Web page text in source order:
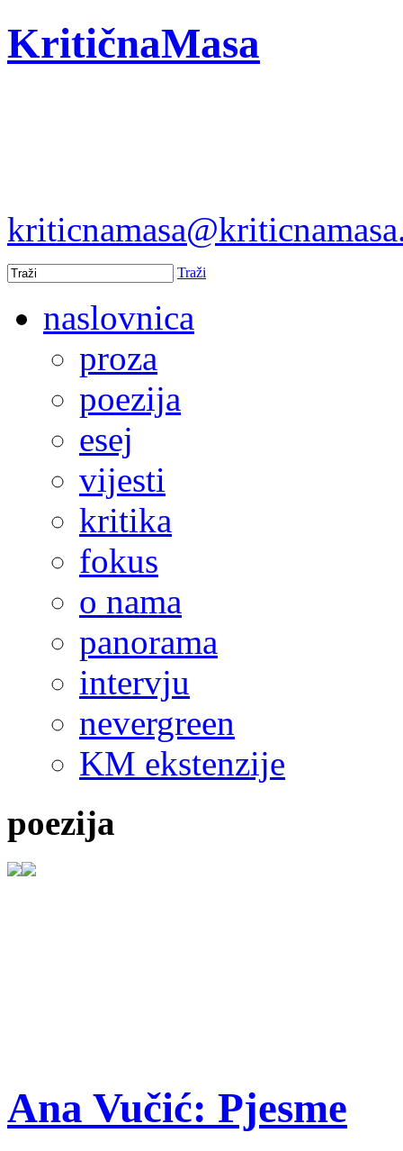
KritičnaMasa
Traži
naslovnica
proza
poezija
esej
vijesti
kritika
fokus
o nama
panorama
intervju
nevergreen
KM ekstenzije
poezija
Ana Vučić: Pjesme